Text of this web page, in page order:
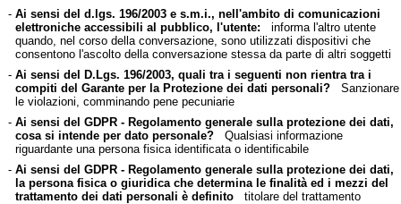
- Ai sensi del d.lgs. 196/2003 e s.m.i., nell'ambito di comunicazioni
elettroniche accessibili al pubblico, l'utente: informa l'altro utente
quando, nel corso della conversazione, sono utilizzati dispositivi che
consentono l'ascolto della conversazione stessa da parte di altri soggetti
- Ai sensi del D.Lgs. 196/2003, quali tra i seguenti non rientra tra i
compiti del Garante per la Protezione dei dati personali?Sanzionare
le violazioni, comminando pene pecuniarie
- Ai sensi del GDPR - Regolamento generale sulla protezione dei dati,
cosa si intende per dato personale?Qualsiasi informazione
riguardante una persona fisica identificata o identificabile
- Ai sensi del GDPR - Regolamento generale sulla protezione dei dati,
la persona fisica o giuridica che determina le finalità ed i mezzi del
trattamento dei dati personali è definitotitolare del trattamento